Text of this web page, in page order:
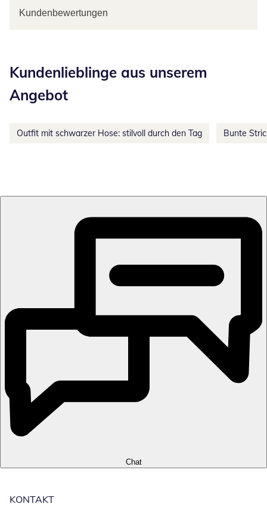
Kundenbewertungen
Kundenlieblinge aus unserem
Angebot
Outfit mit schwarzer Hose: stilvoll durch den Tag Bunte
Chat
KONTAKT